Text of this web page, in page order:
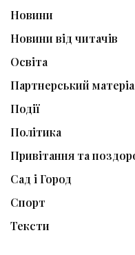
Новини
Новини від читачів
Освіта
Партнерський
Події
Політика
Привітання та
Сад і Город
Спорт
Тексти